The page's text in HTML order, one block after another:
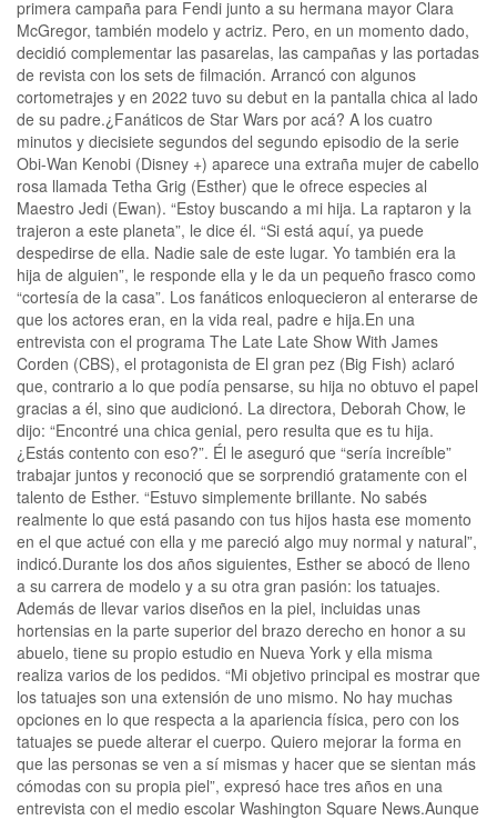
primera campaña para Fendi junto a su hermana mayor Clara
McGregor, también modelo y actriz. Pero, en un momento dado,
decidió complementar las pasarelas, las campañas y las portadas
de revista con los sets de filmación. Arrancó con algunos
cortometrajes y en 2022 tuvo su debut en la pantalla chica al lado
de su padre.¿Fanáticos de Star Wars por acá? A los cuatro
minutos y diecisiete segundos del segundo episodio de la serie
Obi-Wan Kenobi (Disney +) aparece una extraña mujer de cabello
rosa llamada Tetha Grig (Esther) que le ofrece especies al
Maestro Jedi (Ewan). “Estoy buscando a mi hija. La raptaron y la
trajeron a este planeta”, le dice él. “Si está aquí, ya puede
despedirse de ella. Nadie sale de este lugar. Yo también era la
hija de alguien”, le responde ella y le da un pequeño frasco como
“cortesía de la casa”. Los fanáticos enloquecieron al enterarse de
que los actores eran, en la vida real, padre e hija.En una
entrevista con el programa The Late Late Show With James
Corden (CBS), el protagonista de El gran pez (Big Fish) aclaró
que, contrario a lo que podía pensarse, su hija no obtuvo el papel
gracias a él, sino que audicionó. La directora, Deborah Chow, le
dijo: “Encontré una chica genial, pero resulta que es tu hija.
¿Estás contento con eso?”. Él le aseguró que “sería increíble”
trabajar juntos y reconoció que se sorprendió gratamente con el
talento de Esther. “Estuvo simplemente brillante. No sabés
realmente lo que está pasando con tus hijos hasta ese momento
en el que actué con ella y me pareció algo muy normal y natural”,
indicó.Durante los dos años siguientes, Esther se abocó de lleno
a su carrera de modelo y a su otra gran pasión: los tatuajes.
Además de llevar varios diseños en la piel, incluidas unas
hortensias en la parte superior del brazo derecho en honor a su
abuelo, tiene su propio estudio en Nueva York y ella misma
realiza varios de los pedidos. “Mi objetivo principal es mostrar que
los tatuajes son una extensión de uno mismo. No hay muchas
opciones en lo que respecta a la apariencia física, pero con los
tatuajes se puede alterar el cuerpo. Quiero mejorar la forma en
que las personas se ven a sí mismas y hacer que se sientan más
cómodas con su propia piel”, expresó hace tres años en una
entrevista con el medio escolar Washington Square News.Aunque